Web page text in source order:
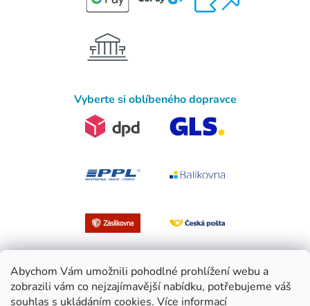
Abychom Vám umožnili pohodlné prohlížení webu a
zobrazili vám co nejzajímavější nabídku, potřebujeme váš
souhlas s ukládáním cookies. Více informací
Vyberte si oblíbeného dopravce